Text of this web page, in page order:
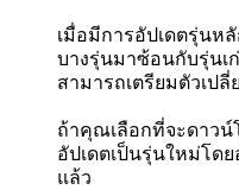
เมื่อมีการอัปเดตรุ่นห
บางรุ่นมาซ้อนกับรุ่นเ
สามารถเตรียมตัวเป
ถ้าคุณเลือกที่จะดาวน์
อัปเดตเป็นรุ่นใหม่โด
แล้ว